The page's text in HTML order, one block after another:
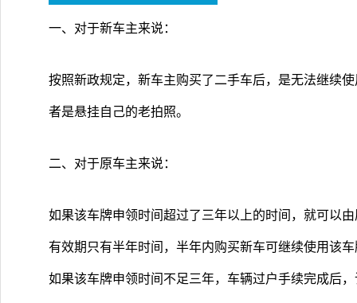
一、对于新车主来说：
按照新政规定，新车主购买了二手车后，是无法继续
者是悬挂自己的老拍照。
二、对于原车主来说：
如果该车牌申领时间超过了三年以上的时间，就可以
有效期只有半年时间，半年内购买新车可继续使用该
如果该车牌申领时间不足三年，车辆过户手续完成后